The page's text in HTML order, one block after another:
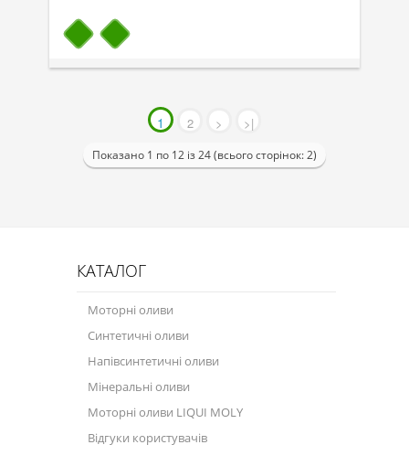
1 2 > >|
Показано 1 по 12 із 24 (всього сторінок: 2)
КАТАЛОГ
Моторні оливи
Синтетичні оливи
Напівсинтетичні оливи
Мінеральні оливи
Моторні оливи LIQUI MOLY
Відгуки користувачів